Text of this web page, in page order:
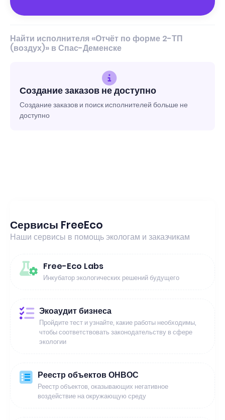
Найти исполнителя «Отчёт по форме 2-ТП
(воздух)» в Спас-Деменске
Создание заказов не доступно
Создание заказов и поиск исполнителей больше не
доступно
Сервисы FreeEco
Наши сервисы в помощь экологам и заказчикам
Free-Eco Labs
Инкубатор экологических решений будущего
Экоаудит бизнеса
Пройдите тест и узнайте, какие работы необходимы,
чтобы соответствовать законодательству в сфере
экологии
Реестр объектов ОНВОС
Реестр объектов, оказывающих негативное
воздействие на окружающую среду